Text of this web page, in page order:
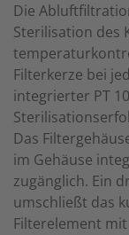
Die
Sterilisation des
Filterkerze bei
integrierter PT
Das
im Gehäuse
zugänglich. Ein
umschließt das
Filterelement